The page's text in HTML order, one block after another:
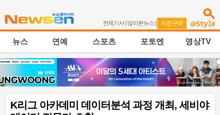
전체기사| 많이본뉴스 | 사진구매
뉴스 연예 스포츠 포토엔 영상TV
K리그 아카데미 데이터분석 과정 개최, 세비야